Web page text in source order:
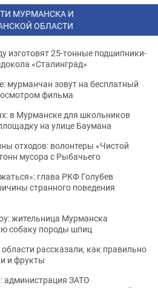
МУРМАНСКА И
ОБЛАСТИ
изготовят 25-тонные подшипники-
«Сталинград»
мурманчан зовут на бесплатный
фильма
в Мурманске для школьников
на улице Баумана
отходов: волонтеры «Чистой
мусора с Рыбачьего
глава РКФ Голубев
странного поведения
жительница Мурманска
собаку породы шпиц
рассказали, как правильно
и фрукты
администрация ЗАТО